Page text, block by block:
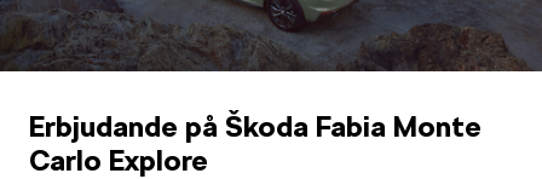
Erbjudande på Škoda Fabia Monte
Carlo Explore